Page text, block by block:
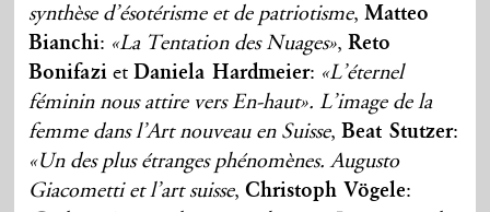
synthèse d’ésotérisme et de patriotisme,Matteo
Bianchi: «La Tentation des Nuages»,Reto
Bonifazi etDaniela Hardmeier: «L’éternel
féminin nous attire vers En-haut». L’image de la
femme dans l’Art nouveau en Suisse,Beat Stutzer:
«Un des plus étranges phénomènes. Augusto
Giacometti et l’art suisse,Christoph Vögele: